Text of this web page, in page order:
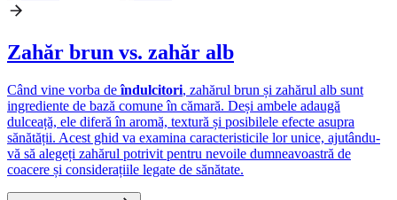
Zahăr brun vs. zahăr alb
Când vine vorba deîndulcitori, zahărul brun și zahărul alb sunt
ingrediente de bază comune în cămară. Deși ambele adaugă
dulceață, ele diferă în aromă, textură și posibilele efecte asupra
sănătății. Acest ghid va examina caracteristicile lor unice, ajutându-
vă să alegeți zahărul potrivit pentru nevoile dumneavoastră de
coacere și considerațiile legate de sănătate.